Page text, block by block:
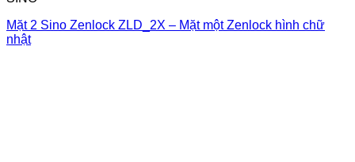
Mặt 2 Sino Zenlock ZLD_2X – Mặt một Zenlock hình chữ
nhật